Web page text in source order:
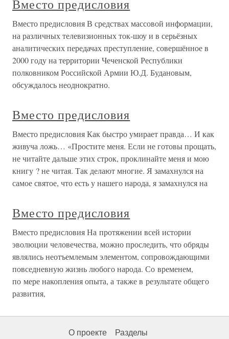
Вместо предисловия
Вместо предисловия В средствах массовой информации,
на различных телевизионных ток-шоу и в серьёзных
аналитических передачах преступление, совершённое в
2000 году на территории Чеченской Республики
полковником Российской Армии Ю.Д. Будановым,
обсуждалось неоднократно.
Вместо предисловия
Вместо предисловия Как быстро умирает правда… И как
живуча ложь… «Простите меня. Если не готовы прощать,
не читайте дальше этих строк, проклинайте меня и мою
книгу ? не читая. Так делают многие. Я замахнулся на
самое святое, что есть у нашего народа, я замахнулся на
Вместо предисловия
Вместо предисловия На протяжении всей истории
эволюции человечества, можно проследить, что обряды
являлись неотъемлемым элементом, сопровождающими
повседневную жизнь любого народа. Со временем,
по мере накопления опыта, а также в результате общего
развития,
О проекте Разделы